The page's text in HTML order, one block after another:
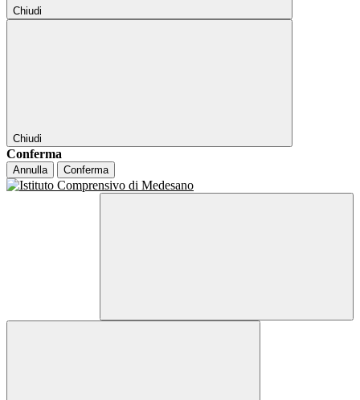
Chiudi
Chiudi
Conferma
Annulla Conferma